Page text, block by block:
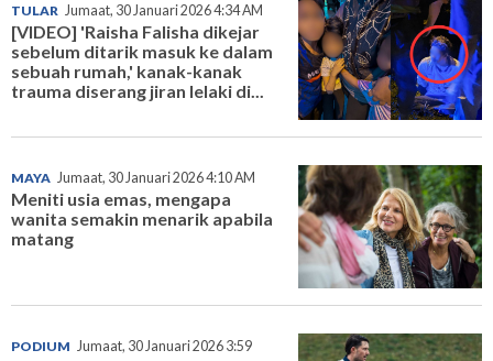
TULAR Jumaat, 30 Januari 2026 4:34 AM
[VIDEO] 'Raisha Falisha dikejar
sebelum ditarik masuk ke dalam
sebuah rumah,' kanak-kanak
trauma diserang jiran lelaki di...
MAYA Jumaat, 30 Januari 2026 4:10 AM
Meniti usia emas, mengapa
wanita semakin menarik apabila
matang
PODIUM Jumaat, 30 Januari 2026 3:59